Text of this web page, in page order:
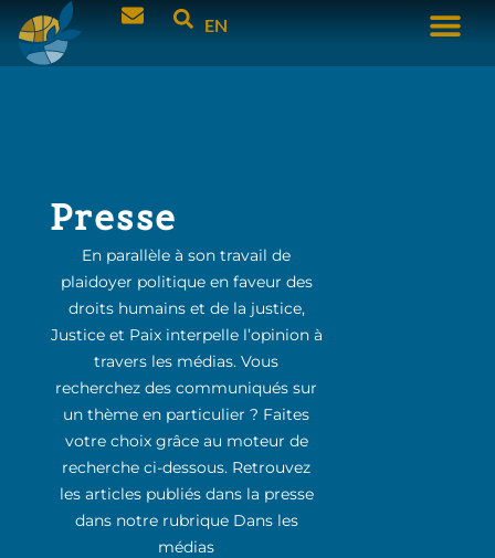
EN
Presse
En parallèle à son travail de
plaidoyer politique en faveur des
droits humains et de la justice,
Justice et Paix interpelle l’opinion à
travers les médias. Vous
recherchez des communiqués sur
un thème en particulier ? Faites
votre choix grâce au moteur de
recherche ci-dessous. Retrouvez
les articles publiés dans la presse
dans notre rubrique Dans les
médias